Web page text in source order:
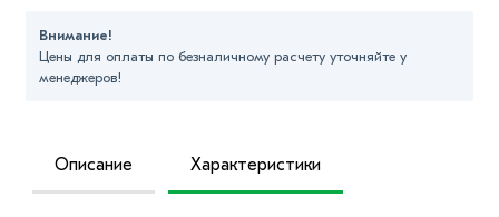
Внимание!
Цены для оплаты по безналичному расчету уточняйте у
менеджеров!
Описание Характеристики